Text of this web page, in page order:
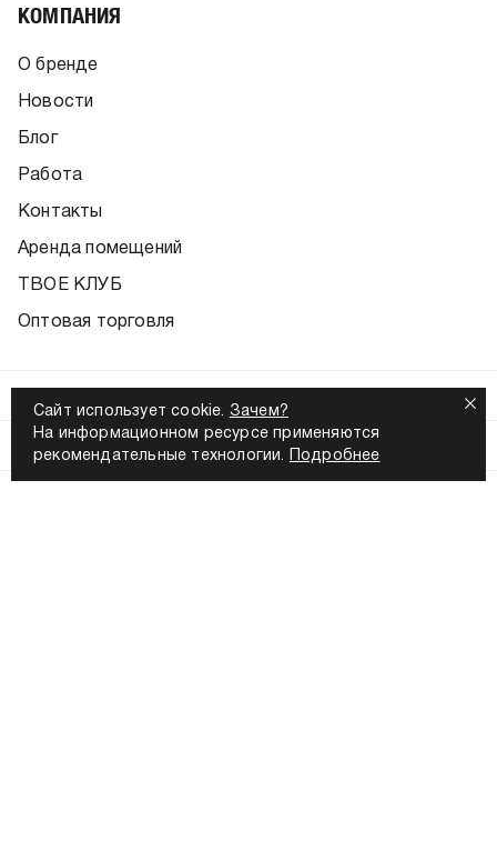
Сайт использует cookie. Зачем?
На информационном ресурсе применяются
рекомендательные технологии.
Подробнее
КОМПАНИЯ
О бренде
Новости
Блог
Работа
Контакты
Аренда помещений
ТВОЕ КЛУБ
Оптовая торговля
ПОМОЩЬ
МЫ В СОЦСЕТЯХ